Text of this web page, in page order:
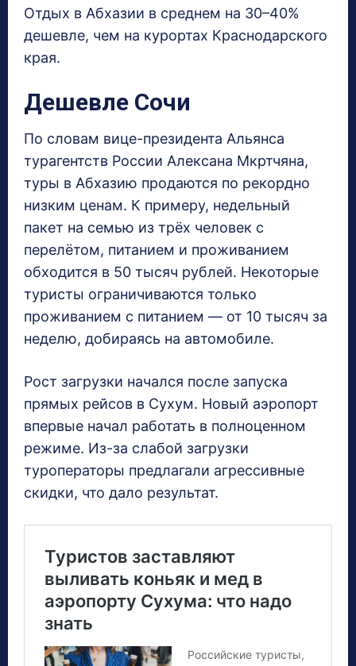
Отдых в Абхазии в среднем на 30–40%
дешевле, чем на курортах Краснодарского
края.
Дешевле Сочи
По словам вице-президента Альянса
турагентств России Алексана Мкртчяна,
туры в Абхазию продаются по рекордно
низким ценам. К примеру, недельный
пакет на семью из трёх человек с
перелётом, питанием и проживанием
обходится в 50 тысяч рублей. Некоторые
туристы ограничиваются только
проживанием с питанием — от 10 тысяч за
неделю, добираясь на автомобиле.
Рост загрузки начался после запуска
прямых рейсов в Сухум. Новый аэропорт
впервые начал работать в полноценном
режиме. Из-за слабой загрузки
туроператоры предлагали агрессивные
скидки, что дало результат.